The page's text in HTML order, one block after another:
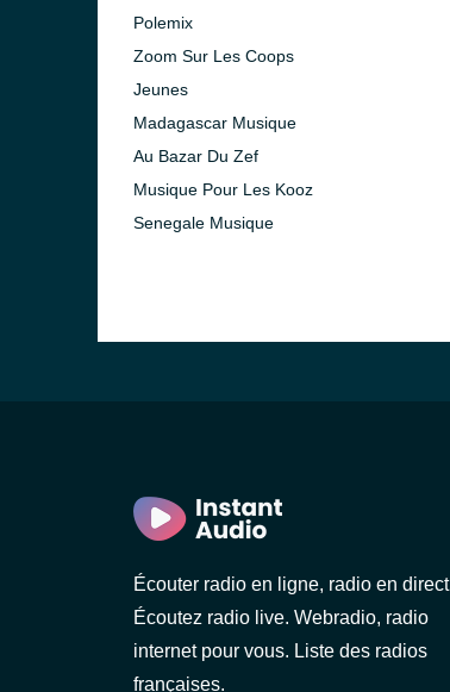
Polemix
Zoom Sur Les Coops
Jeunes
Madagascar Musique
Au Bazar Du Zef
Musique Pour Les Kooz
Senegale Musique
Écouter radio en ligne, radio en
Écoutez radio live. Webradio, radio
internet pour vous. Liste des radios
françaises.